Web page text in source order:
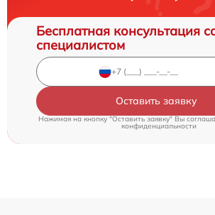
Бесплатная консультация
специалистом
Оставить заявку
Нажимая на кнопку "Оставить заявку" Вы
конфиденциальности